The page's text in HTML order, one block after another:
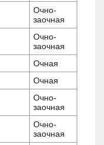
Очно-
заочная
Очно-
заочная
Очная
Очная
Очно-
заочная
Очно-
заочная